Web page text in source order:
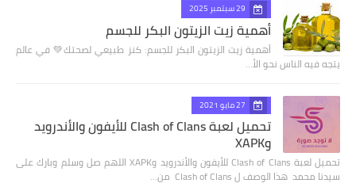
29 سبتمبر 2025
أهمية زيت الزيتون البكر للجسم
أهمية زيت الزيتون البكر للجسم: كنز طبيعي لصحتك💚 في عالم
يتجه فيه الناس نحو الأ…
27 مايو 2021
تحميل لعبة Clash of Clans للأيفون والأندرويد
وXAPK
تحميل لعبة Clash of Clans للأيفون والأندرويد وXAPK اللهم صل وسلم وبارك على
سيدنا محمد هذا الوصف ل Clash of Clans من…